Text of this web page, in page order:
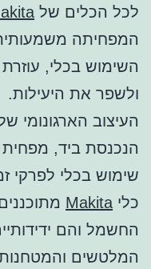
לכל הכלים של
המפחיתה
השימוש בכלי,
ולשפר את היעילות.
העיצוב הארגונומי
הנכנסת ביד,
שימוש בכלי לפרקי
כלי Makita
החשמל והם
המלטשים